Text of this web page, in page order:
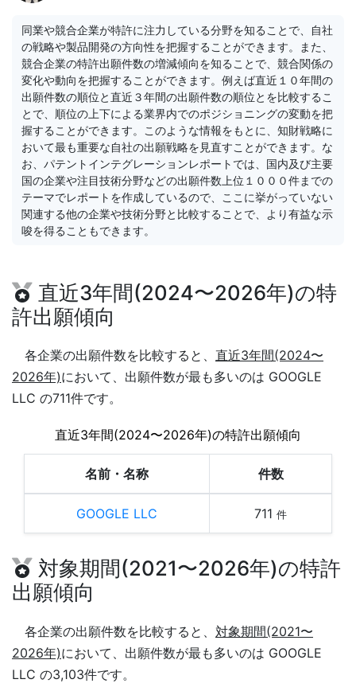
同業や競合企業が特許に注力している分野を知ることで、自社
の戦略や製品開発の方向性を把握することができます。また、
競合企業の特許出願件数の増減傾向を知ることで、競合関係の
変化や動向を把握することができます。例えば直近１０年間の
出願件数の順位と直近３年間の出願件数の順位とを比較するこ
とで、順位の上下による業界内でのポジショニングの変動を把
握することができます。このような情報をもとに、知財戦略に
おいて最も重要な自社の出願戦略を見直すことができます。な
お、パテントインテグレーションレポートでは、国内及び主要
国の企業や注目技術分野などの出願件数上位１０００件までの
テーマでレポートを作成しているので、ここに挙がっていない
関連する他の企業や技術分野と比較することで、より有益な示
唆を得ることもできます。
直近3年間(2024〜2026年)の特
許出願傾向
各企業の出願件数を比較すると、 直近3年間(2024〜
2026年)において、出願件数が最も多いのは GOOGLE
LLC の711件です。
直近3年間(2024〜2026年)の特許出願傾向
名前・名称 件数
GOOGLE LLC 711 件
対象期間(2021〜2026年)の特許
出願傾向
各企業の出願件数を比較すると、 対象期間(2021〜
2026年)において、出願件数が最も多いのは GOOGLE
LLC の3,103件です。